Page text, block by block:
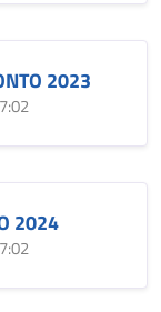
2023
2024